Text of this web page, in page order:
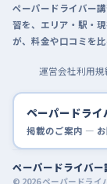
ペーパードライバー
習を、エリア・駅・
が、料金や口コミを
運営会社利用規
ペーパードラ
掲載のご案内 —
ペーパードライバー
© 2026 ペーパードライ